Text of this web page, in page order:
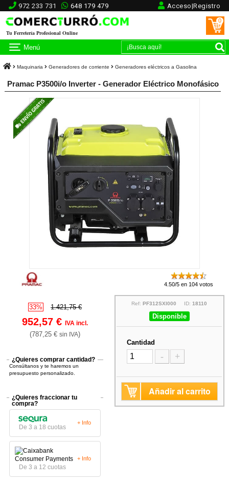
972 233 731 648 179 479 Acceso|Registro
Tu Ferretería Profesional Online
0
Menú
Maquinaria Generadores de corriente Generadores eléctricos a Gasolina
Pramac P3500i/o Inverter - Generador Eléctrico Monofásico
4.50/5 en 104 votos
33% 1.421,75 €
952,57 €IVA incl.
(787,25 €sin IVA)
¿Quieres comprar cantidad?
Consúltanos y te haremos un
presupuesto personalizado.
¿Quieres fraccionar tu
compra?
De 3 a 18 cuotas
+ Info
De 3 a 12 cuotas
+ Info
Ref:PF312SXI000 ID:18110
Disponible
Cantidad
- +
Añadir al carrito